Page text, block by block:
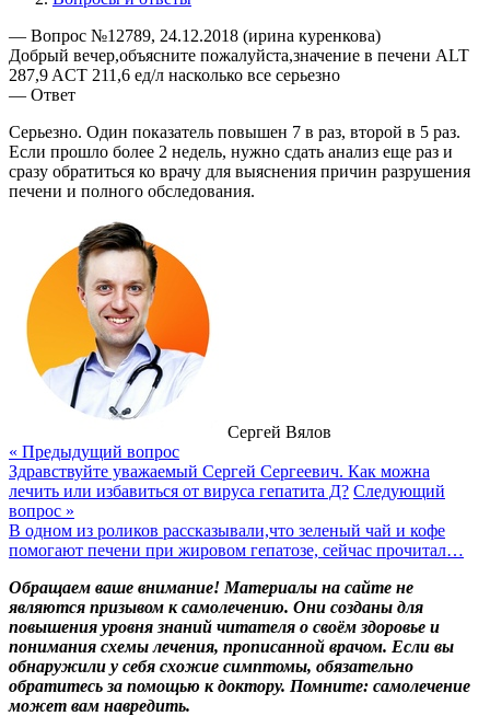
— Вопрос №12789, 24.12.2018 (ирина куренкова)
Добрый вечер,объясните пожалуйста,значение в печени ALT
287,9 ACT 211,6 ед/л насколько все серьезно
— Ответ
Серьезно. Один показатель повышен 7 в раз, второй в 5 раз.
Если прошло более 2 недель, нужно сдать анализ еще раз и
сразу обратиться ко врачу для выяснения причин разрушения
печени и полного обследования.
Сергей Вялов
« Предыдущий вопрос
Здравствуйте уважаемый Сергей Сергеевич. Как можна
лечить или избавиться от вируса гепатита Д? Следующий
вопрос »
В одном из роликов рассказывали,что зеленый чай и кофе
помогают печени при жировом гепатозе, сейчас прочитал…
Обращаем ваше внимание! Материалы на сайте не
являются призывом к самолечению. Они созданы для
повышения уровня знаний читателя о своём здоровье и
понимания схемы лечения, прописанной врачом. Если вы
обнаружили у себя схожие симптомы, обязательно
обратитесь за помощью к доктору. Помните: самолечение
может вам навредить.